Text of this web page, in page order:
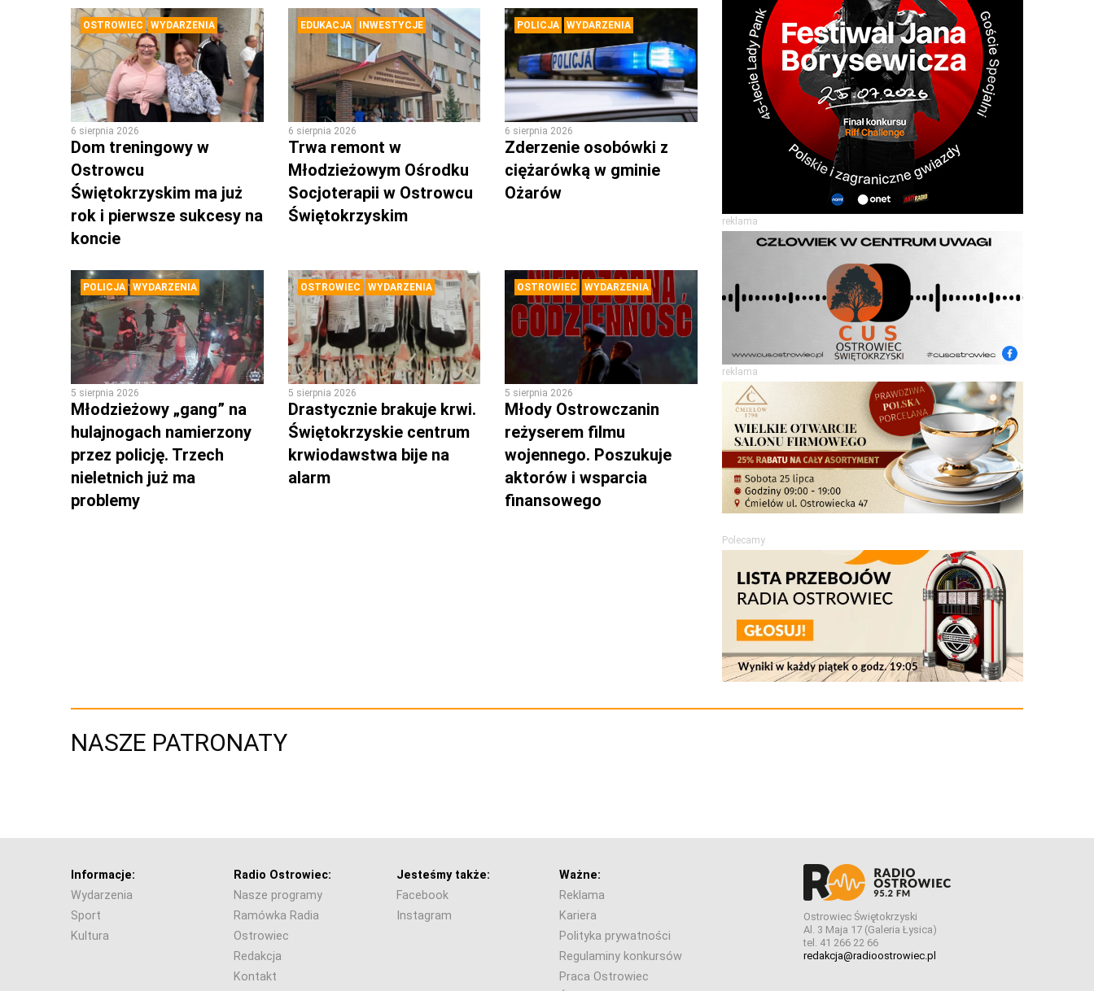
OSTROWIEC WYDARZENIA
6 sierpnia 2026
Dom treningowy w
Ostrowcu
Świętokrzyskim ma już
rok i pierwsze sukcesy na
koncie
EDUKACJA INWESTYCJE
6 sierpnia 2026
Trwa remont w
Młodzieżowym Ośrodku
Socjoterapii w Ostrowcu
Świętokrzyskim
POLICJA WYDARZENIA
6 sierpnia 2026
Zderzenie osobówki z
ciężarówką w gminie
Ożarów
POLICJA WYDARZENIA
5 sierpnia 2026
Młodzieżowy „gang” na
hulajnogach namierzony
przez policję. Trzech
nieletnich już ma
problemy
OSTROWIEC WYDARZENIA
5 sierpnia 2026
Drastycznie brakuje krwi.
Świętokrzyskie centrum
krwiodawstwa bije na
alarm
OSTROWIEC WYDARZENIA
5 sierpnia 2026
Młody Ostrowczanin
reżyserem filmu
wojennego. Poszukuje
aktorów i wsparcia
finansowego
reklama
reklama
Polecamy
NASZE PATRONATY
Informacje:
Wydarzenia
Sport
Kultura
Radio Ostrowiec:
Nasze programy
Ramówka Radia
Ostrowiec
Redakcja
Kontakt
Jesteśmy także:
Facebook
Instagram
Ważne:
Reklama
Kariera
Polityka prywatności
Regulaminy konkursów
Praca Ostrowiec
Ostrowiec Świętokrzyski
Al. 3 Maja 17 (Galeria Łysica)
tel. 41 266 22 66
redakcja@radioostrowiec.pl